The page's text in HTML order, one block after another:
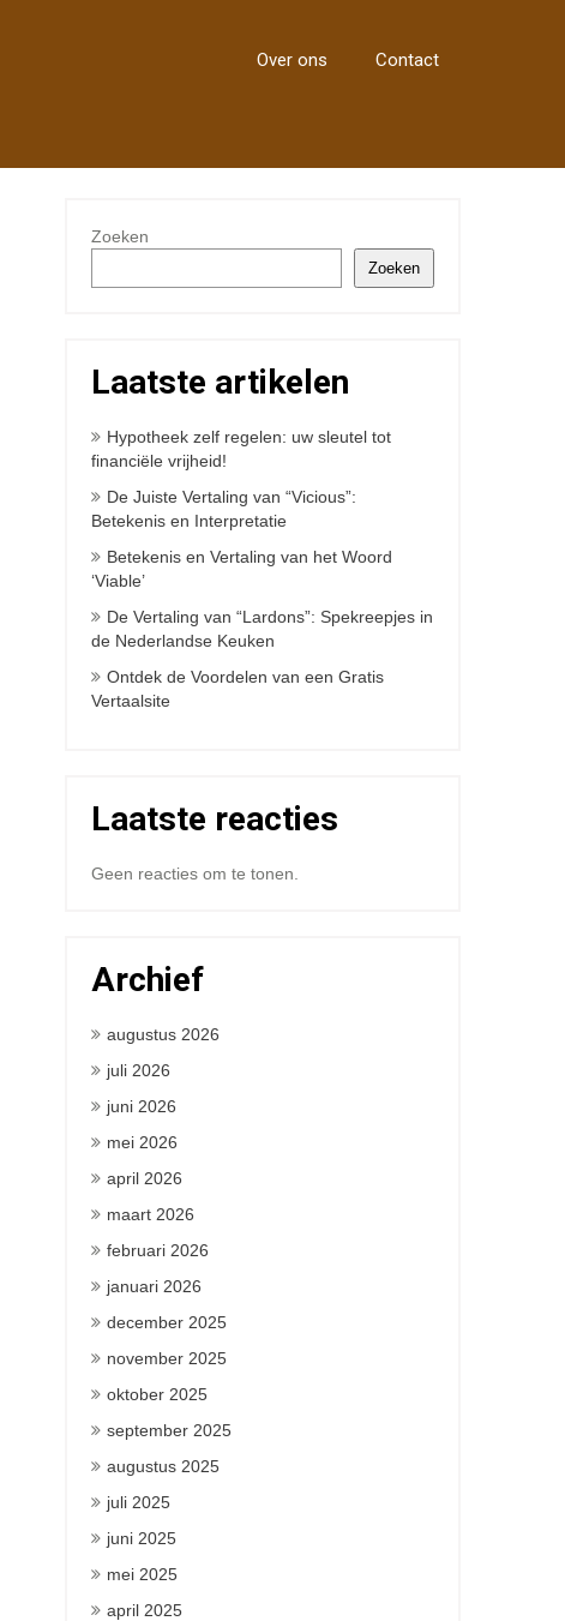
Over ons Contact
Zoeken
Zoeken
Laatste artikelen
Hypotheek zelf regelen: uw sleutel tot
financiële vrijheid!
De Juiste Vertaling van “Vicious”:
Betekenis en Interpretatie
Betekenis en Vertaling van het Woord
‘Viable’
De Vertaling van “Lardons”: Spekreepjes in
de Nederlandse Keuken
Ontdek de Voordelen van een Gratis
Vertaalsite
Laatste reacties
Geen reacties om te tonen.
Archief
augustus 2026
juli 2026
juni 2026
mei 2026
april 2026
maart 2026
februari 2026
januari 2026
december 2025
november 2025
oktober 2025
september 2025
augustus 2025
juli 2025
juni 2025
mei 2025
april 2025